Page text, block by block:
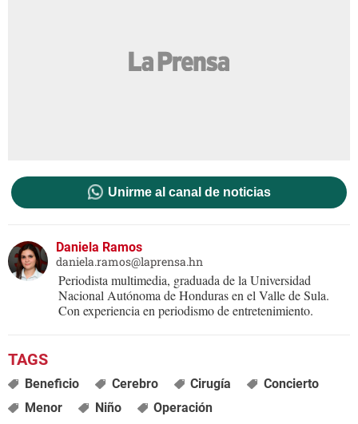
Unirme al canal de noticias
Daniela Ramos
daniela.ramos@laprensa.hn
Periodista multimedia, graduada de la Universidad
Nacional Autónoma de Honduras en el Valle de Sula.
Con experiencia en periodismo de entretenimiento.
Beneficio Cerebro Cirugía
Concierto
Menor
Niño
Operación